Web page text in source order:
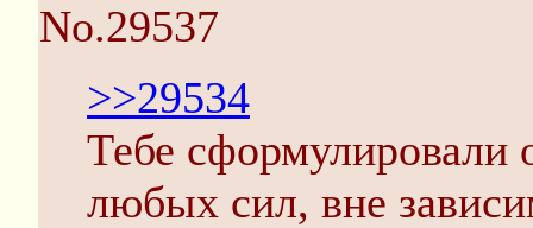
No.29537
>>29534
Тебе сформулировали
любых сил, вне